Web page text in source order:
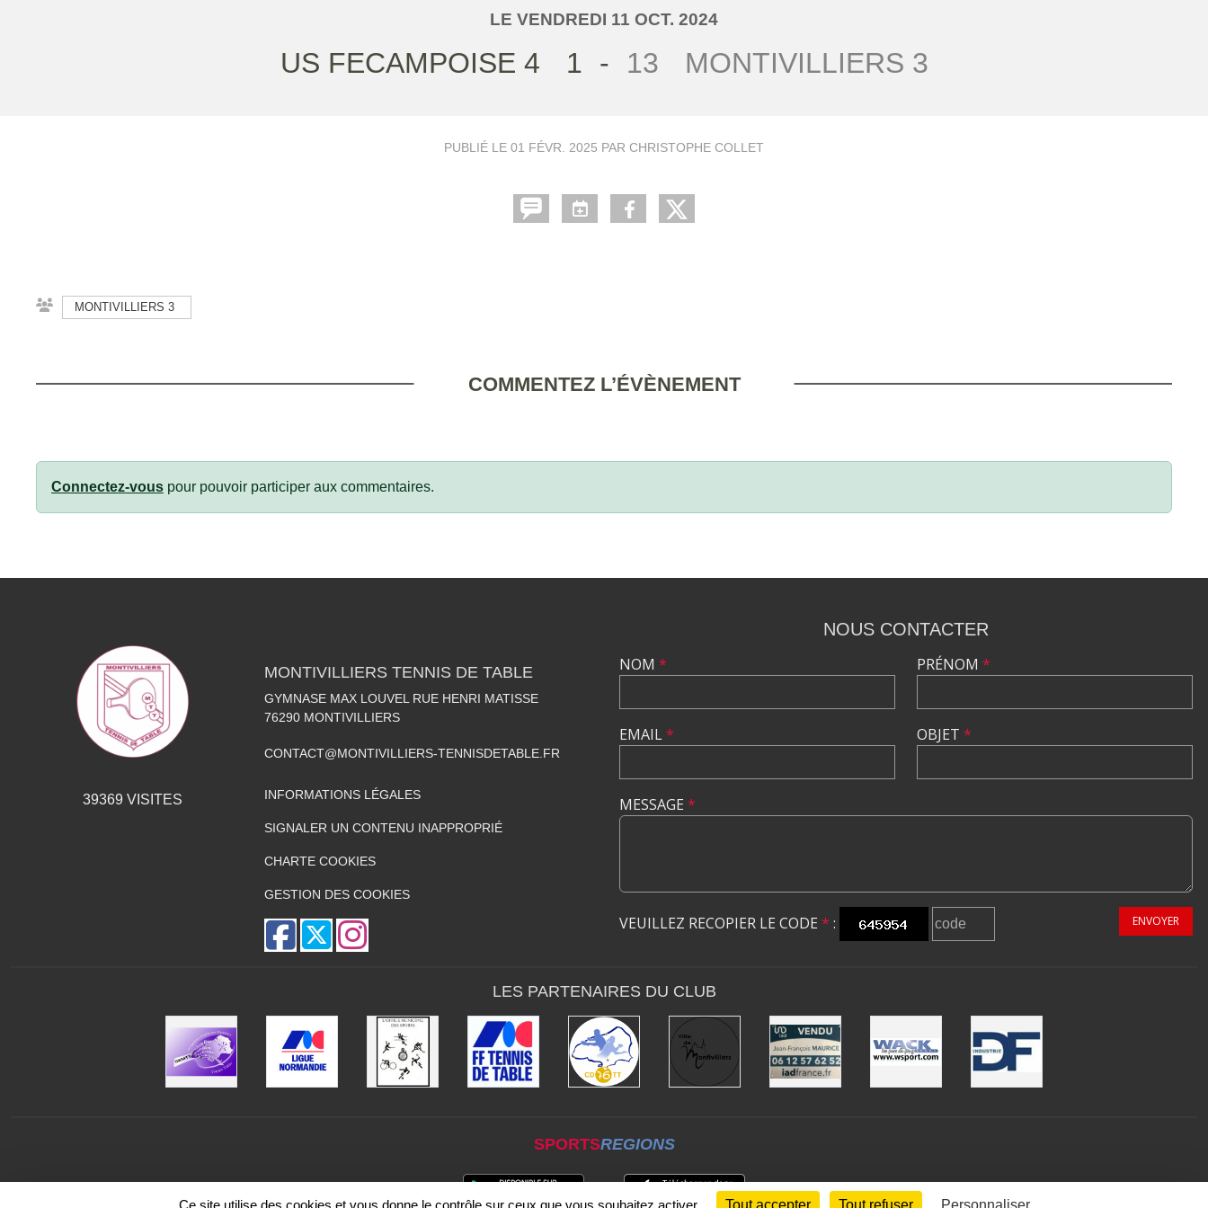
LE VENDREDI 11 OCT. 2024
US FECAMPOISE 4 1 - 13 MONTIVILLIERS 3
PUBLIÉ LE 01 FÉVR. 2025 PAR CHRISTOPHE COLLET
MONTIVILLIERS 3
COMMENTEZ L’ÉVÈNEMENT
Connectez-vous pour pouvoir participer aux commentaires.
39369 VISITES
MONTIVILLIERS TENNIS DE TABLE
GYMNASE MAX LOUVEL RUE HENRI MATISSE
76290 MONTIVILLIERS
CONTACT@MONTIVILLIERS-TENNISDETABLE.FR
INFORMATIONS LÉGALES
SIGNALER UN CONTENU INAPPROPRIÉ
CHARTE COOKIES
GESTION DES COOKIES
NOUS CONTACTER
NOM *
EMAIL*
PRÉNOM *
OBJET *
MESSAGE *
VEUILLEZ RECOPIER LE CODE * : ENVOYER
LES PARTENAIRES DU CLUB
SPORTSREGIONS
Ce site utilise des cookies et vous donne le contrôle sur ceux que vous souhaitez activer Tout accepter Tout refuser Personnaliser